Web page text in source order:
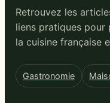
Retrouvez les
liens pratiques
la cuisine française
Gastronomie